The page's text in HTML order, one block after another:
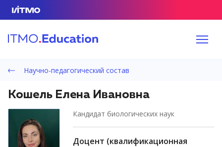
Научно-педагогический состав
Кошель Елена Ивановна
кандидат биологических наук
доцент (квалификационная